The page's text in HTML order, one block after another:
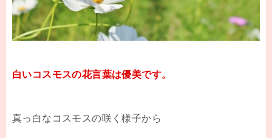
白いコスモスの花言葉は優美です。
真っ白なコスモスの咲く様子から